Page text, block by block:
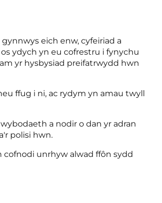
eich enw, cyfeiriad a
ydych yn eu cofrestru i fynychu
yr hysbysiad preifatrwydd hwn
ffug i ni, ac rydym yn amau twyll
a nodir o dan yr adran
polisi hwn.
cofnodi unrhyw alwad ffôn sydd